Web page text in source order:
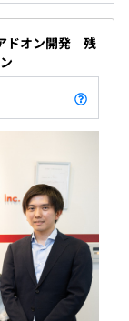
雇用保険・労災
ドオン開発 残